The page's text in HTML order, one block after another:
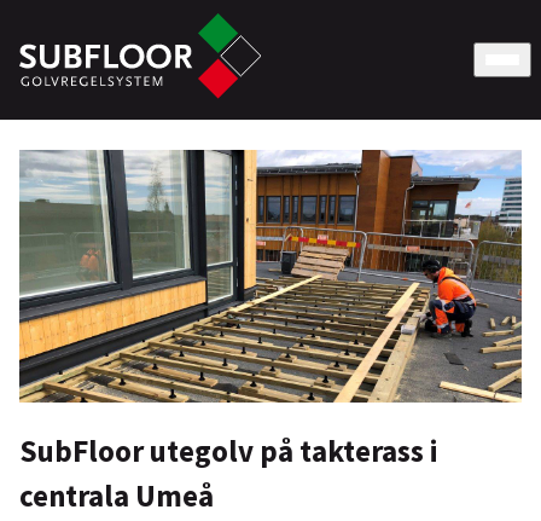
SubFloor utegolv på takterass i
centrala Umeå